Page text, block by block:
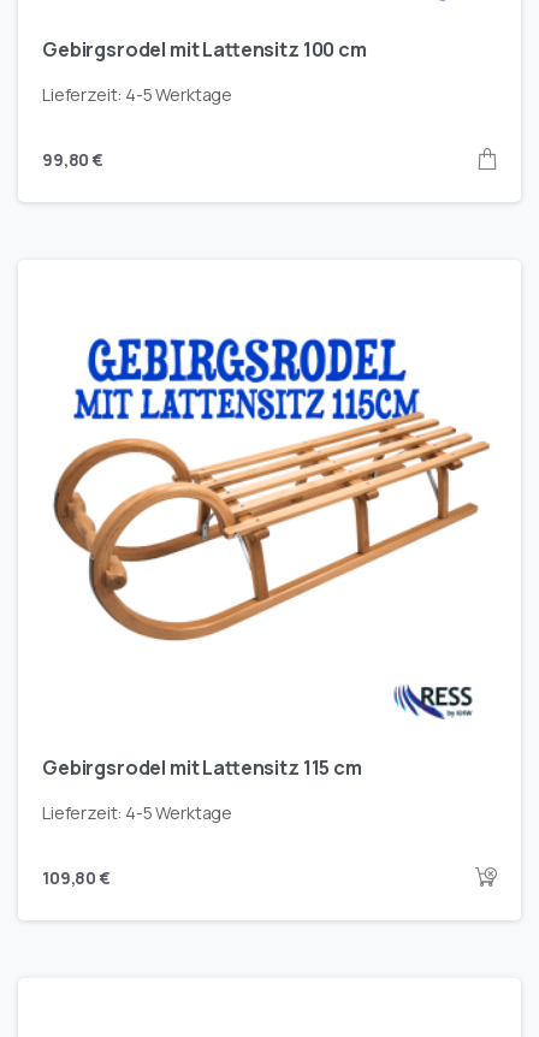
Gebirgsrodel mit Lattensitz 100 cm
Lieferzeit: 4-5 Werktage
99,80€
Gebirgsrodel mit Lattensitz 115 cm
Lieferzeit: 4-5 Werktage
109,80€